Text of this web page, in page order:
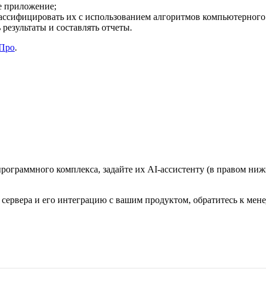
приложение;
их с использованием алгоритмов компьютерного
и составлять отчеты.
.
комплекса, задайте их AI-ассистенту (в правом
и его интеграцию с вашим продуктом, обратитесь к